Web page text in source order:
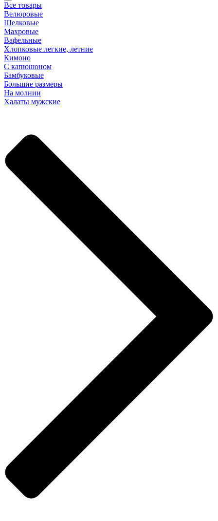
Все товары
Велюровые
Шелковые
Махровые
Вафельные
Хлопковые легкие, летние
Кимоно
С капюшоном
Бамбуковые
Большие размеры
На молнии
Халаты мужские